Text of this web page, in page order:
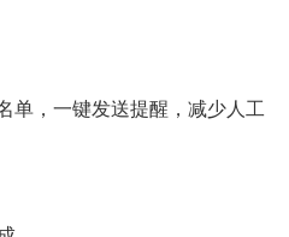
单，一键发送提醒，减少人工